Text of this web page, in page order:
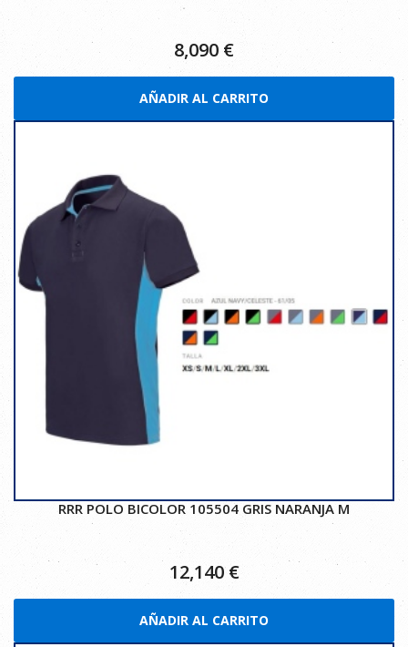
8,090 €
AÑADIR AL CARRITO
RRR POLO BICOLOR 105504 GRIS NARANJA M
12,140€
AÑADIR AL CARRITO